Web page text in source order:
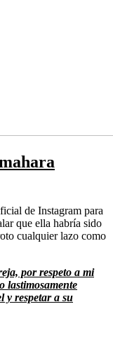
de Instagram para
que ella habría sido
cualquier lazo como
por respeto a mi
lastimosamente
y respetar a su